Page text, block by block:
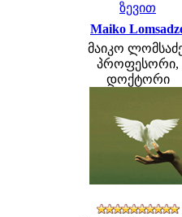
ზევით
Maiko
მაიკო
პროფესორი,
დოქტორი